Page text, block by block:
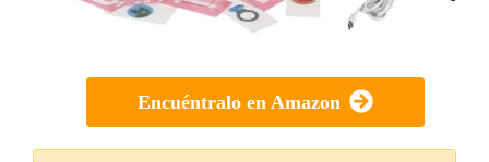
Encuéntralo en Amazon